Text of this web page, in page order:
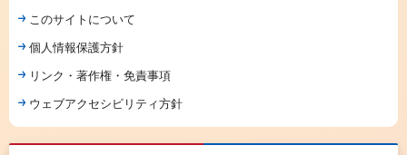
このサイトについて
個人情報保護方針
リンク・著作権・免責事項
ウェブアクセシビリティ方針